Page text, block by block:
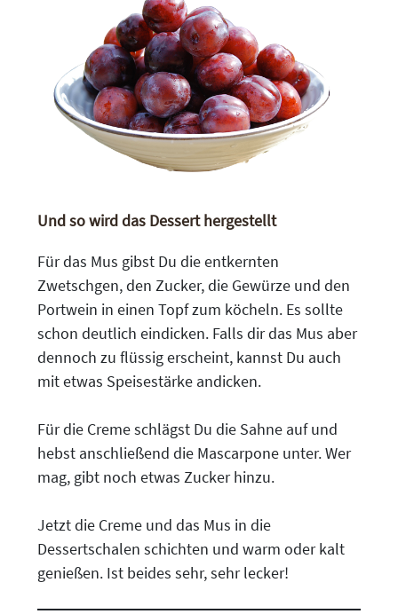
Und so wird das Dessert hergestellt
Für das Mus gibst Du die entkernten
Zwetschgen, den Zucker, die Gewürze und den
Portwein in einen Topf zum köcheln. Es sollte
schon deutlich eindicken. Falls dir das Mus aber
dennoch zu flüssig erscheint, kannst Du auch
mit etwas Speisestärke andicken.
Für die Creme schlägst Du die Sahne auf und
hebst anschließend die Mascarpone unter. Wer
mag, gibt noch etwas Zucker hinzu.
Jetzt die Creme und das Mus in die
Dessertschalen schichten und warm oder kalt
genießen. Ist beides sehr, sehr lecker!